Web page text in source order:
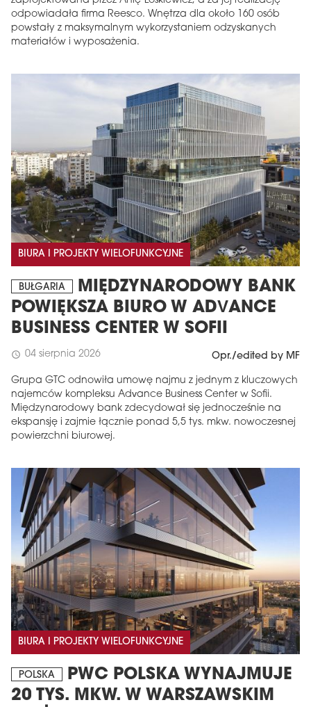
odpowiadała firma Reesco. Wnętrza dla około 160 osób
powstały z maksymalnym wykorzystaniem odzyskanych
materiałów i wyposażenia.
BIURA I PROJEKTY WIELOFUNKCYJNE
BUŁGARIA
MIĘDZYNARODOWY BANK
POWIĘKSZA BIURO W ADVANCE
BUSINESS CENTER W SOFII
schedule 04 sierpnia 2026 Opr./edited by MF
Grupa GTC odnowiła umowę najmu z jednym z kluczowych
najemców kompleksu Advance Business Center w Sofii.
Międzynarodowy bank zdecydował się jednocześnie na
ekspansję i zajmie łącznie ponad 5,5 tys. mkw. nowoczesnej
powierzchni biurowej.
BIURA I PROJEKTY WIELOFUNKCYJNE
POLSKA
PWC POLSKA WYNAJMUJE
20 TYS. MKW. W WARSZAWSKIM